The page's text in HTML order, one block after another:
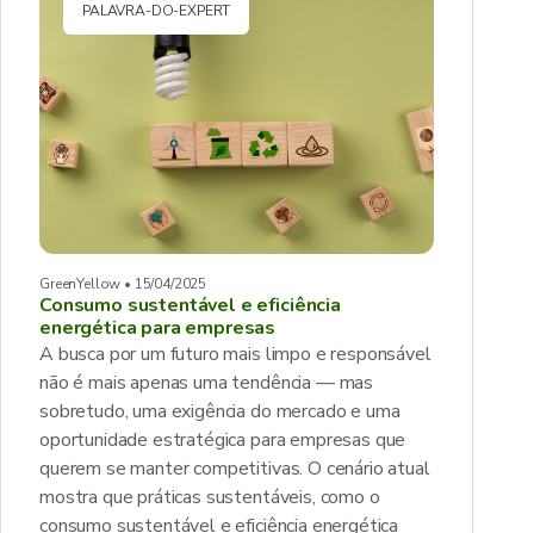
PALAVRA-DO-EXPERT
GreenYellow • 15/04/2025
Consumo sustentável e eficiência
energética para empresas
A busca por um futuro mais limpo e responsável
não é mais apenas uma tendência — mas
sobretudo, uma exigência do mercado e uma
oportunidade estratégica para empresas que
querem se manter competitivas. O cenário atual
mostra que práticas sustentáveis, como o
consumo sustentável e eficiência energética